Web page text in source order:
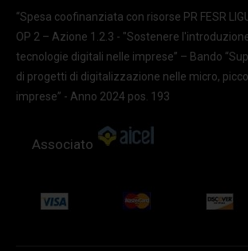
“Spesa coofinanziata con risorse PR FESR
OP 2 – Azione 1.2.3 - "Sostenere
tecnologie digitali nelle imprese” – Bando
di progetti di digitalizzazione nelle micro,
imprese” - Anno 2024 pos. 193
Associato